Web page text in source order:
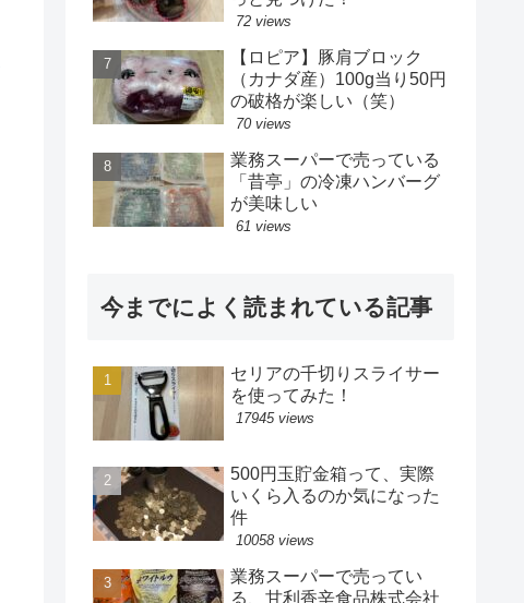
72 views
【ロピア】豚肩ブロック
（カナダ産）100g当り50円
の破格が楽しい（笑）
70 views
業務スーパーで売っている
「昔亭」の冷凍ハンバーグ
が美味しい
61 views
今までによく読まれている記事
セリアの千切りスライサー
を使ってみた！
17945 views
500円玉貯金箱って、実際
いくら入るのか気になった
件
10058 views
業務スーパーで売ってい
る、甘利香辛食品株式会社